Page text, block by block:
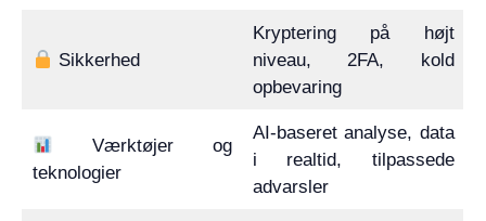
Sikkerhed
Kryptering på højt
niveau, 2FA, kold
opbevaring
Værktøjer og
teknologier
AI-baseret analyse, data
i realtid, tilpassede
advarsler